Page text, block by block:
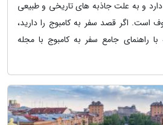
و به علت جاذبه های تاریخی و طبیعی
است. اگر قصد سفر به کامبوج را دارید،
با راهنمای جامع سفر به کامبوج با مجله